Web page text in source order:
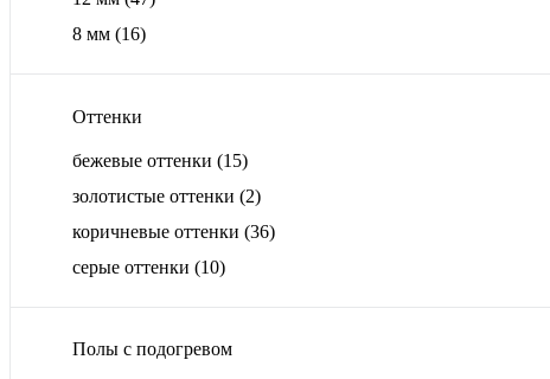
8 мм (16)
Оттенки
бежевые оттенки (15)
золотистые оттенки (2)
коричневые оттенки (36)
серые оттенки (10)
Полы с подогревом